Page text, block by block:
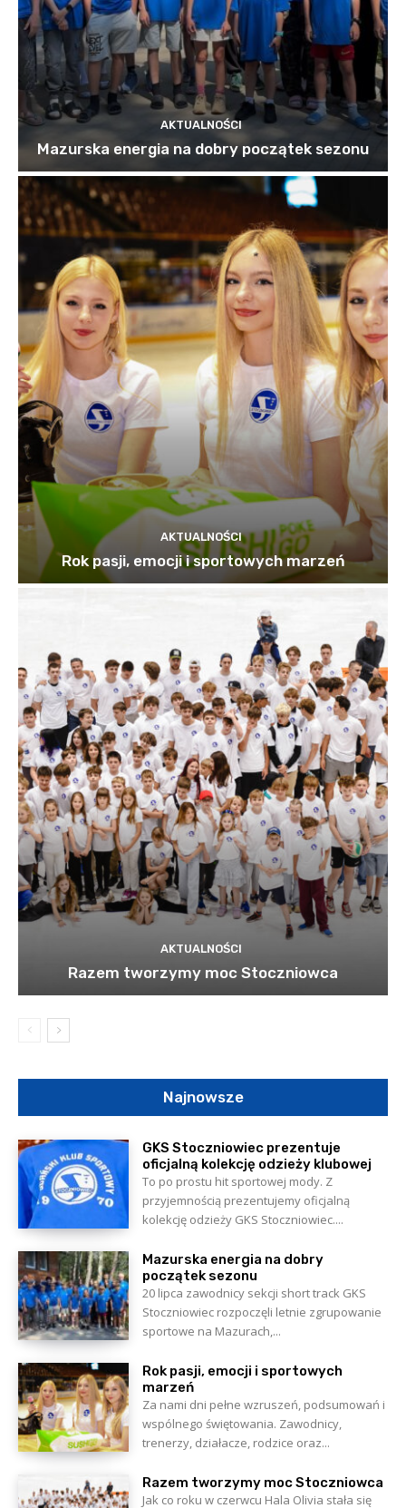
AKTUALNOŚCI
Mazurska energia na dobry początek sezonu
AKTUALNOŚCI
Rok pasji, emocji i sportowych marzeń
AKTUALNOŚCI
Razem tworzymy moc Stoczniowca
Najnowsze
GKS Stoczniowiec prezentuje
oficjalną kolekcję odzieży klubowej
To po prostu hit sportowej mody. Z
przyjemnością prezentujemy oficjalną
kolekcję odzieży GKS Stoczniowiec....
Mazurska energia na dobry
początek sezonu
20 lipca zawodnicy sekcji short track GKS
Stoczniowiec rozpoczęli letnie zgrupowanie
sportowe na Mazurach,...
Rok pasji, emocji i sportowych
marzeń
Za nami dni pełne wzruszeń, podsumowań i
wspólnego świętowania. Zawodnicy,
trenerzy, działacze, rodzice oraz...
Razem tworzymy moc Stoczniowca
Jak co roku w czerwcu Hala Olivia stała się